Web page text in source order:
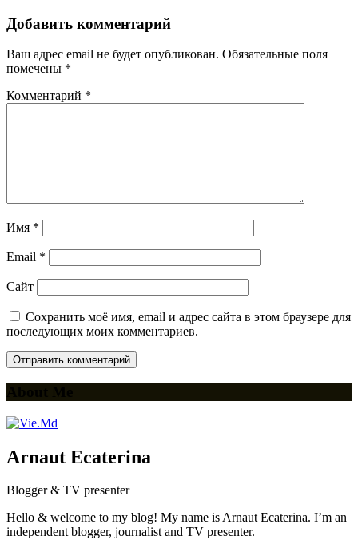
Добавить комментарий
Ваш адрес email не будет опубликован. Обязательные поля
помечены *
Комментарий *
Имя *
Email *
Сайт
Сохранить моё имя, email и адрес сайта в этом браузере для
последующих моих комментариев.
Arnaut Ecaterina
Blogger & TV presenter
Hello & welcome to my blog! My name is Arnaut Ecaterina. I’m an
independent blogger, journalist and TV presenter.